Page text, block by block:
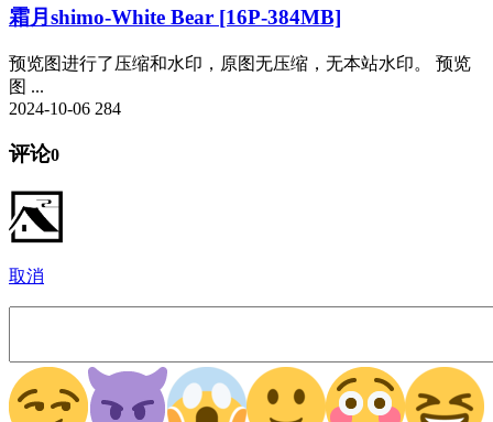
霜月shimo-White Bear [16P-384MB]
预览图进行了压缩和水印，原图无压缩，无本站水印。 预览
图 ...
2024-10-06 284
评论0
取消